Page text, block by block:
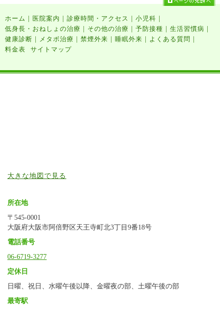
ホーム | 医院案内 | 診療時間・アクセス | 小児科 |
低身長・おねしょの治療 | その他の治療 | 予防接種 | 生活習慣病 |
健康診断 | メタボ治療 | 禁煙外来 | 睡眠外来 | よくある質問 |
料金表 サイトマップ
大きな地図で見る
所在地
〒545-0001
大阪府大阪市阿倍野区天王寺町北3丁目9番18号
電話番号
06-6719-3277
定休日
日曜、祝日、水曜午後以降、金曜夜の部、土曜午後の部
最寄駅